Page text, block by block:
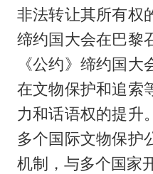
非法转让其所有权
缔约国大会在巴黎
《公约》缔约国
在文物保护和追索
力和话语权的提升
多个国际文物保护
机制，与多个国家